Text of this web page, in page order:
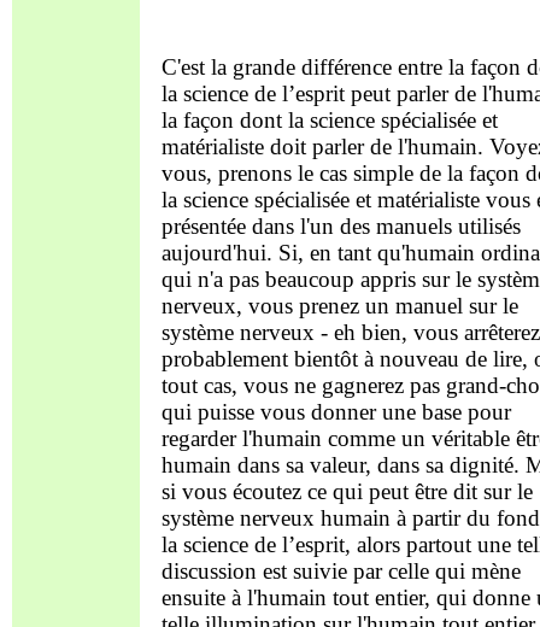
C'est la grande différence entre la façon
la science de l’esprit peut parler de
la façon dont la science spécialisée et
matérialiste doit parler de l'humain.
vous, prenons le cas simple de la façon
la science spécialisée et matérialiste vous
présentée dans l'un des manuels utilisés
aujourd'hui. Si, en tant qu'humain
qui n'a pas beaucoup appris sur le
nerveux, vous prenez un manuel sur le
système nerveux - eh bien, vous arrêterez
probablement bientôt à nouveau de lire,
tout cas, vous ne gagnerez pas grand-
qui puisse vous donner une base pour
regarder l'humain comme un véritable
humain dans sa valeur, dans sa dignité.
si vous écoutez ce qui peut être dit sur le
système nerveux humain à partir du
la science de l’esprit, alors partout une
discussion est suivie par celle qui mène
ensuite à l'humain tout entier, qui donne